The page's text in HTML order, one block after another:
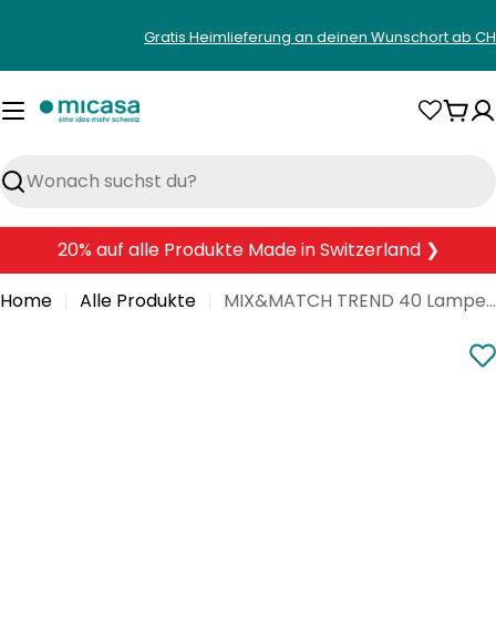
springen
Gratis Heimlieferung an deinen Wunschort ab
Suchen
20% auf alle Produkte Made in Switzerland ❯
Home
Alle Produkte MIX&MATCH TREND 40 Lampenschirm